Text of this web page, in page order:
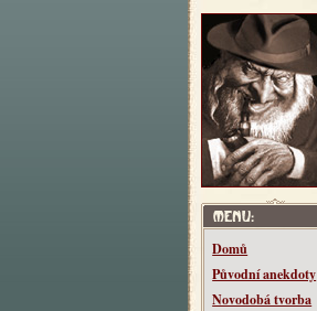
Domů
Původní anekdoty
Novodobá tvorba